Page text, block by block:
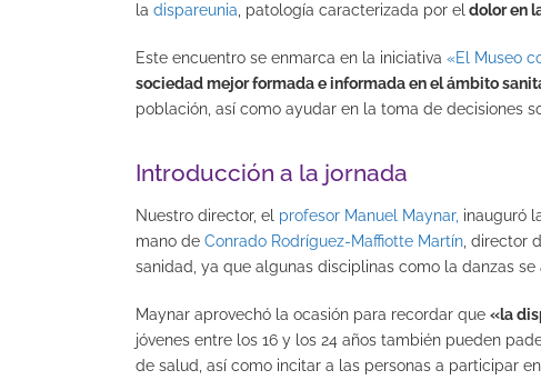
la dispareunia , patología caracterizada por el dolor en
Este encuentro se enmarca en la iniciativa «El Museo
sociedad mejor formada e informada en el ámbito
población, así como ayudar en la toma de decisiones
Introducción a la jornada
Nuestro director, el profesor Manuel Maynar, inauguró
mano de Conrado Rodríguez-Maffiotte Martín , director
sanidad, ya que algunas disciplinas como la danzas
Maynar aprovechó la ocasión para recordar que «la
jóvenes entre los 16 y los 24 años también pueden
de salud, así como incitar a las personas a participar